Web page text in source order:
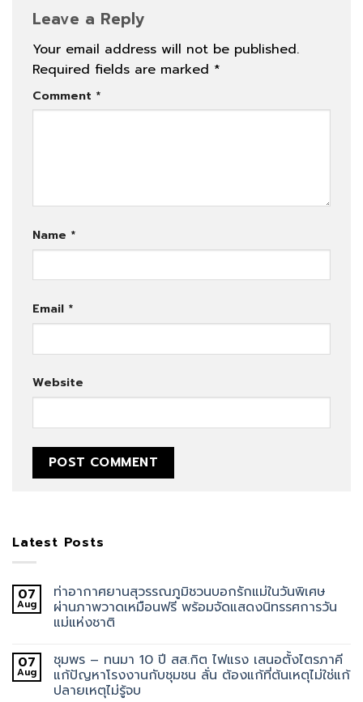
Leave a Reply
Your email address will not be published.
Required fields are marked *
Comment *
Name *
Email *
Website
Latest Posts
07
Aug
ท่าอากาศยานสุวรรณภูมิชวนบอกรักแม่ในวันพิเศษ
ผ่านภาพวาดเหมือนฟรี พร้อมจัดแสดงนิทรรศการวัน
แม่แห่งชาติ
07
Aug
ชุมพร – ทนมา 10 ปี สส.กิต ไฟแรง เสนอตั้งไตรภาคี
แก้ปัญหาโรงงานกับชุมชน ลั่น ต้องแก้ที่ต้นเหตุไม่ใช่แก้
ปลายเหตุไม่รู้จบ